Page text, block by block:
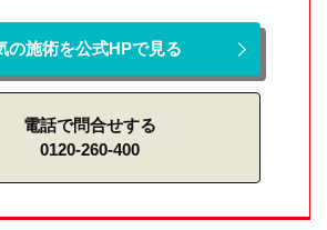
の施術を公式HPで見る
電話で問合せする
0120-260-400